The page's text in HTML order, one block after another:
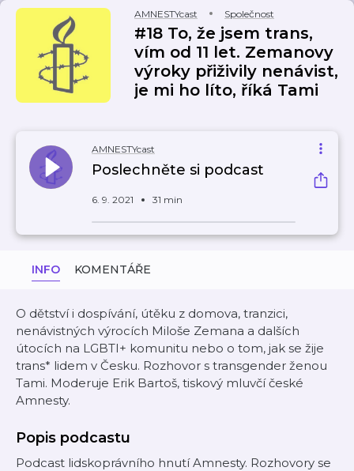
AMNESTYcast Společnost
#18 To, že jsem trans,
vím od 11 let. Zemanovy
výroky přiživily nenávist,
je mi ho líto, říká Tami
AMNESTYcast
Poslechněte si podcast
6. 9. 2021 31 min
INFO KOMENTÁŘE
O dětství i dospívání, útěku z domova, tranzici,
nenávistných výrocích Miloše Zemana a dalších
útocích na LGBTI+ komunitu nebo o tom, jak se žije
trans* lidem v Česku. Rozhovor s transgender ženou
Tami. Moderuje Erik Bartoš, tiskový mluvčí české
Amnesty.
Popis podcastu
Podcast lidskoprávního hnutí Amnesty. Rozhovory se